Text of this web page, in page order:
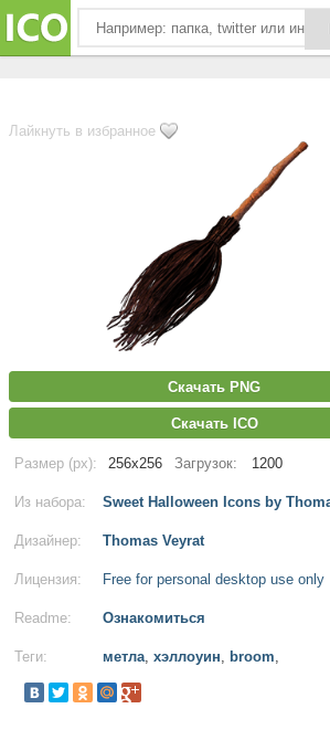
Лайкнуть в избранное
Скачать PNG
Скачать ICO
Размер (px): 256x256 Загрузок: 1200
Из набора: Sweet Halloween Icons by
Дизайнер: Thomas Veyrat
Лицензия: Free for personal desktop use only
Readme: Ознакомиться
Теги: метла, хэллоуин, broom,